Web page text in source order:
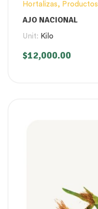
Hortalizas, Productos
AJO NACIONAL
Unit: Kilo
$12,000.00